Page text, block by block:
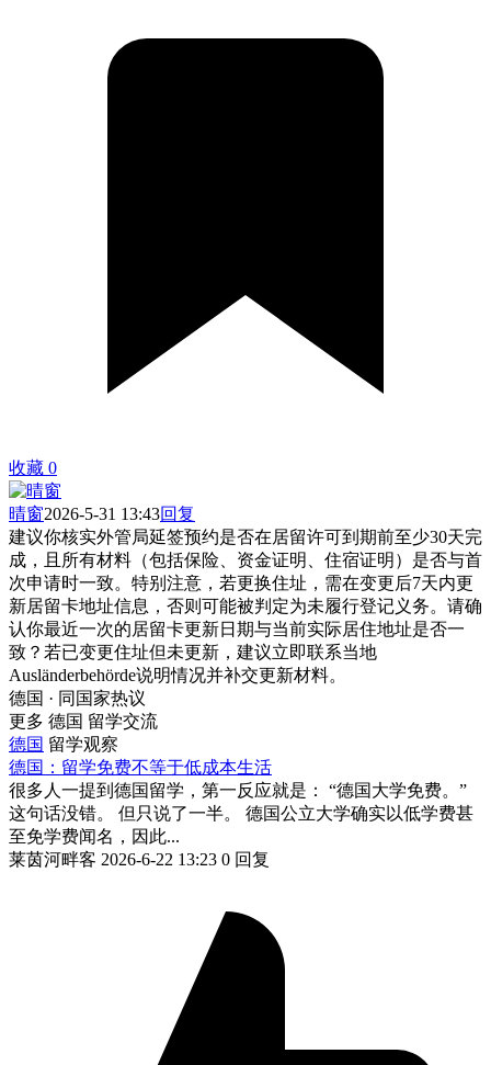
收藏 0
晴窗2026-5-31 13:43回复
建议你核实外管局延签预约是否在居留许可到期前至少30天完
成，且所有材料（包括保险、资金证明、住宿证明）是否与首
次申请时一致。特别注意，若更换住址，需在变更后7天内更
新居留卡地址信息，否则可能被判定为未履行登记义务。请确
认你最近一次的居留卡更新日期与当前实际居住地址是否一
致？若已变更住址但未更新，建议立即联系当地
Ausländerbehörde说明情况并补交更新材料。
德国 · 同国家热议
更多 德国 留学交流
德国 留学观察
德国：留学免费不等于低成本生活
很多人一提到德国留学，第一反应就是： “德国大学免费。”
这句话没错。 但只说了一半。 德国公立大学确实以低学费甚
至免学费闻名，因此...
莱茵河畔客 2026-6-22 13:23 0 回复